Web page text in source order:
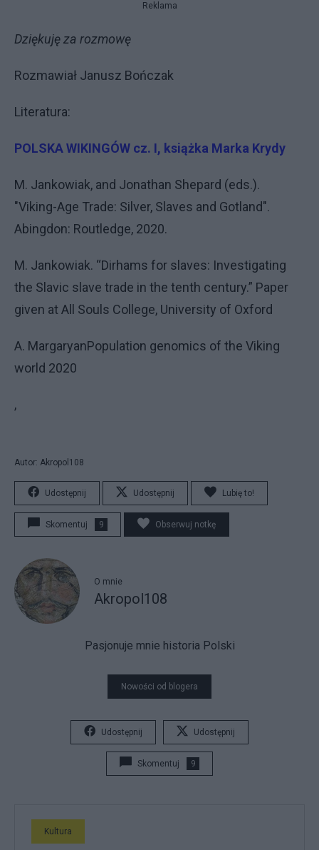
Reklama
Dziękuję za rozmowę
Rozmawiał Janusz Bończak
Literatura:
POLSKA WIKINGÓW cz. I, książka Marka Krydy
M. Jankowiak, and Jonathan Shepard (eds.).
"Viking-Age Trade: Silver, Slaves and Gotland".
Abingdon: Routledge, 2020.
M. Jankowiak. “Dirhams for slaves: Investigating
the Slavic slave trade in the tenth century.” Paper
given at All Souls College, University of Oxford
A. MargaryanPopulation genomics of the Viking
world 2020
,
Autor: Akropol108
Udostępnij Udostępnij Lubię to!
Skomentuj 9 Obserwuj notkę
O mnie
Akropol108
Pasjonuje mnie historia Polski
Nowości od blogera
Udostępnij Udostępnij
Skomentuj 9
Kultura